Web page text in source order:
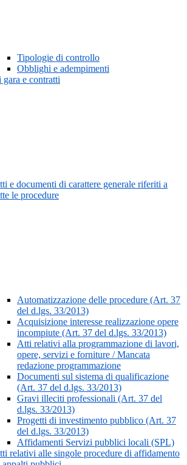
Tipologie di controllo
Obblighi e adempimenti
e contratti
e documenti di carattere generale riferiti a
le procedure
Automatizzazione delle procedure (Art. 37
del d.lgs. 33/2013)
Acquisizione interesse realizzazione opere
incompiute (Art. 37 del d.lgs. 33/2013)
Atti relativi alla programmazione di lavori,
opere, servizi e forniture / Mancata
redazione programmazione
Documenti sul sistema di qualificazione
(Art. 37 del d.lgs. 33/2013)
Gravi illeciti professionali (Art. 37 del
d.lgs. 33/2013)
Progetti di investimento pubblico (Art. 37
del d.lgs. 33/2013)
Affidamenti Servizi pubblici locali (SPL)
relativi alle singole procedure di affidamento